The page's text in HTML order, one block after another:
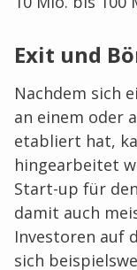
Exit und
Nachdem sich
an einem oder
etabliert hat,
hingearbeitet
Start-up für
damit auch
Investoren auf
sich